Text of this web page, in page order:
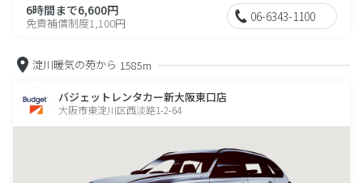
6時間まで6,600円
免責補償制度1,100円 06-6343-1100
淀川暖気の苑から 1585m
バジェットレンタカー新大阪東口店
大阪市東淀川区西淡路1-2-64